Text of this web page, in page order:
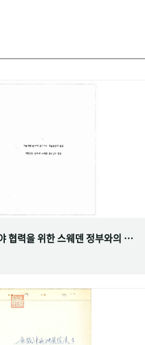
가족계획 분야 협력을 위한 스웨덴 정부와의 협정